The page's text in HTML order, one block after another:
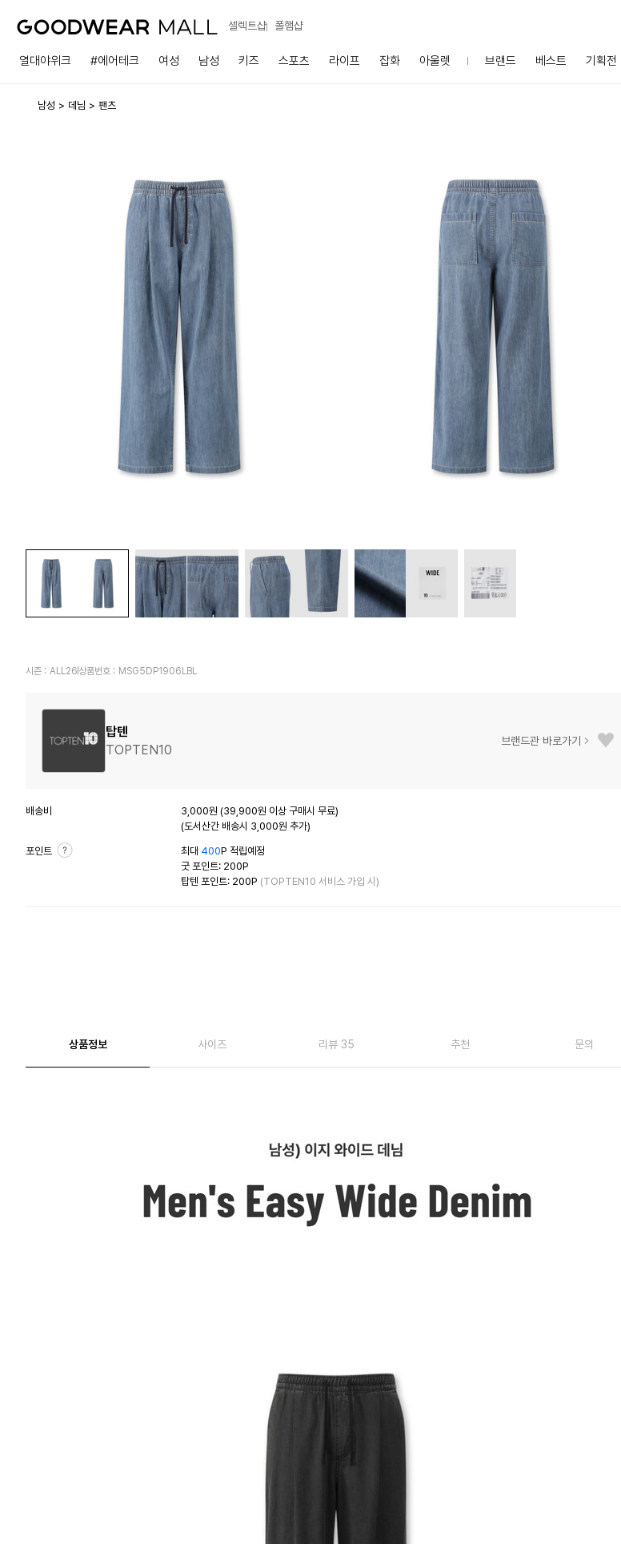
셀렉트샵 폴햄샵
열대야위크 #에어테크 여성 남성 키즈 스포츠 라이프 잡화 아울렛 브랜드 베스트 기획전
남성 데님 팬츠
시즌 : ALL26 상품번호 : MSG5DP1906LBL
탑텐
TOPTEN10
브랜드관 바로가기
배송비
3,000원 (39,900원 이상 구매시 무료)
(도서산간 배송시 3,000원 추가)
포인트 최대 400P 적립예정
굿 포인트: 200P
탑텐 포인트: 200P (TOPTEN10 서비스 가입 시)
상품정보 사이즈 리뷰 35 추천 문의